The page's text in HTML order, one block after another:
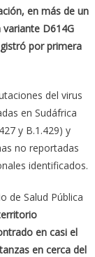
en más de un
D614G
por primera
del virus
en Sudáfrica
y B.1.429) y
no reportadas
identificados.
de Salud Pública
en casi el
en cerca del